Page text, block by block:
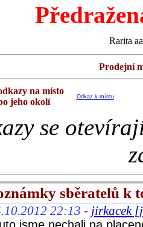
Rarita
Prodejní
na místo
jeho okolí
Odkaz k místu
se
sběratelů k
22:13 - jirkacek